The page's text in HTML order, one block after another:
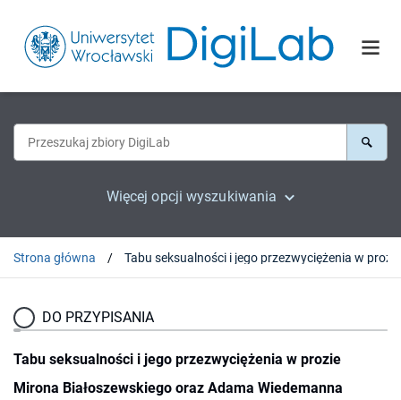
Więcej opcji wyszukiwania
Strona główna
DO PRZYPISANIA
Tabu seksualności i jego przezwyciężenia w prozie
Mirona Białoszewskiego oraz Adama Wiedemanna